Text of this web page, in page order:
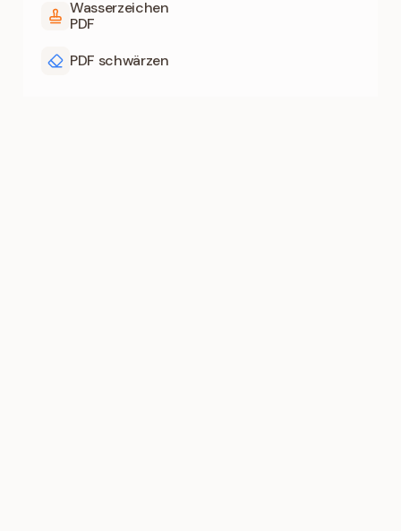
Wasserzeichen
PDF
PDF schwärzen